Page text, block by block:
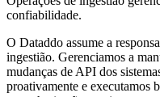
confiabilidade.
O Dataddo assume a
ingestião. Gerenciamos a
mudanças de API dos
proativamente e executamos